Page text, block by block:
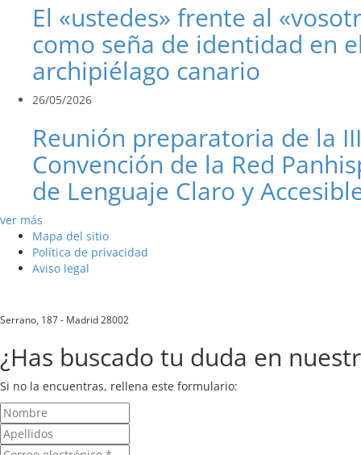
El «ustedes» frente al
como seña de identidad en
archipiélago canario
26/05/2026
Reunión preparatoria de la III
Convención de la Red
de Lenguaje Claro y
ver más
Mapa del sitio
Política de privacidad
Aviso legal
Serrano, 187 - Madrid 28002
¿Has buscado tu duda en
Si no la encuentras, rellena este formulario: